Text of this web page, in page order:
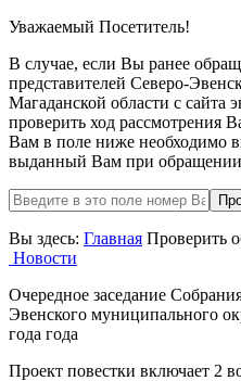
Уважаемый Посетитель!
В случае, если Вы ранее
представителей Северо-
Магаданской области с сайта
проверить ход рассмотрения
Вам в поле ниже необходимо
выданный Вам при
Вы здесь: Главная Проверить
Новости
Очередное заседание
Эвенского муниципального
года года
Проект повестки включает 2